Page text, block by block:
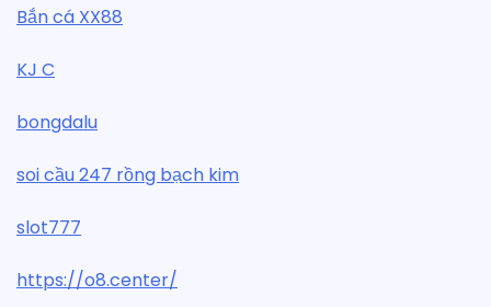
Bắn cá XX88
KJ C
bongdalu
soi cầu 247 rồng bạch kim
slot777
https://o8.center/